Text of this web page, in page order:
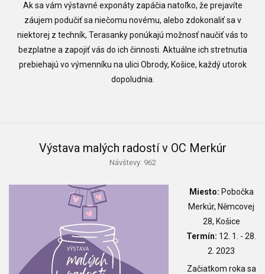
Ak sa vám výstavné exponáty zapáčia natoľko, že prejavíte
záujem podučiť sa niečomu novému, alebo zdokonaliť sa v
niektorej z techník, Terasanky ponúkajú možnosť naučiť vás to
bezplatne a zapojiť vás do ich činnosti. Aktuálne ich stretnutia
prebiehajú vo výmenníku na ulici Obrody, Košice, každý utorok
dopoludnia.
Výstava malých radostí v OC Merkúr
Návštevy: 962
Miesto: Pobočka
Merkúr, Němcovej
28, Košice
Termín: 12. 1. - 28.
2. 2023
Začiatkom roka sa